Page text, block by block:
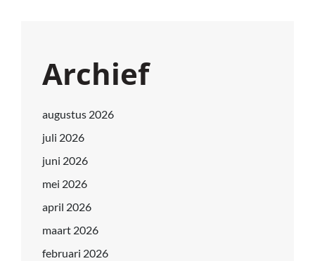
Archief
augustus 2026
juli 2026
juni 2026
mei 2026
april 2026
maart 2026
februari 2026